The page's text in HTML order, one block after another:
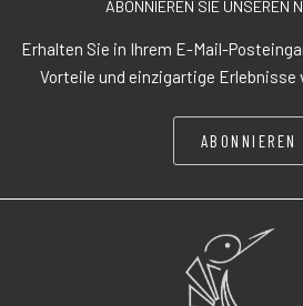
ABONNIEREN SIE UNSEREN
Erhalten Sie in Ihrem E-Mail-
Vorteile und einzigartige Erlebnisse
ABONNIEREN